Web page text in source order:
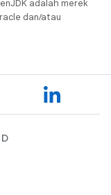
adalah merek
dan/atau